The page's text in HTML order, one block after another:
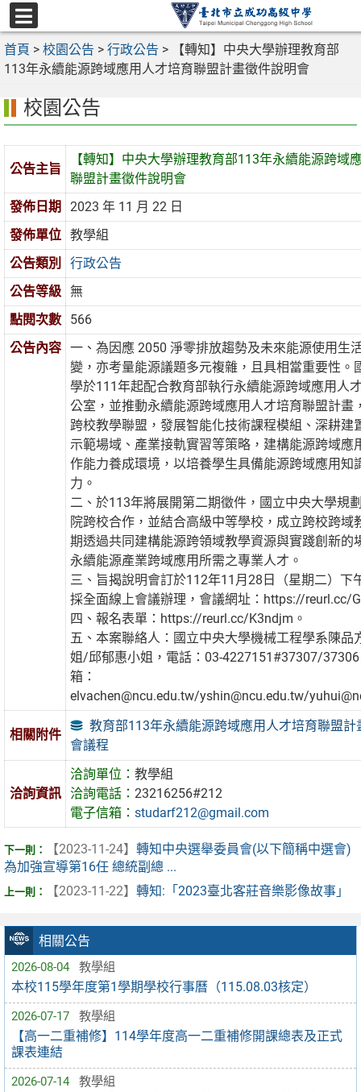
跳
至
主
要
區
選
單
首頁 > 校園公告 > 行政公告 >
【轉知】中央大學辦理教育部
113年永續能源跨域應用人才培育聯盟計畫徵件說明會
相關公告
2026-08-04 教學組
本校115學年度第1學期學校行事曆（115.08.03核定）
2026-07-17 教學組
【高一二重補修】114學年度高一二重補修開課總表及正式
課表連結
2026-07-14 教學組
校園公告
公告主旨
【轉知】中央大學辦理教育部113年永續能源跨域
聯盟計畫徵件說明會
發佈日期
2023 年 11 月 22 日
發佈單位
教學組
公告類別
行政公告
公告等級
無
點閱次數
566
公告內容
一、為因應 2050 淨零排放趨勢及未來能源使用生
變，亦考量能源議題多元複雜，且具相當重要性。
學於111年起配合教育部執行永續能源跨域應用人
公室，並推動永續能源跨域應用人才培育聯盟計畫
跨校教學聯盟，發展智能化技術課程模組、深耕建
示範場域、產業接軌實習等策略，建構能源跨域應
作能力養成環境，以培養學生具備能源跨域應用知
力。
二、於113年將展開第二期徵件，國立中央大學規
院跨校合作，並結合高級中等學校，成立跨校跨域
期透過共同建構能源跨領域教學資源與實踐創新的
永續能源產業跨域應用所需之專業人才。
三、旨揭說明會訂於112年11月28日（星期二）下
採全面線上會議辦理，會議網址：https://reurl.cc/
四、報名表單：https://reurl.cc/K3ndjm。
五、本案聯絡人：國立中央大學機械工程學系陳品
姐/邱郁惠小姐，電話：03-4227151#37307/
箱：
elvachen@ncu.edu.tw/yshin@ncu.edu.tw/
相關附件
教育部113年永續能源跨域應用人才培育聯盟計
會議程
洽詢資訊
洽詢單位：教學組
洽詢電話：23216256#212
電子信箱：studarf212@gmail.com
【2023-11-24】 轉知中央選舉委員會(以下簡稱中選會)
為加強宣導第16任 總統副總 ...
【2023-11-22】 轉知:「2023臺北客莊音樂影像故事」